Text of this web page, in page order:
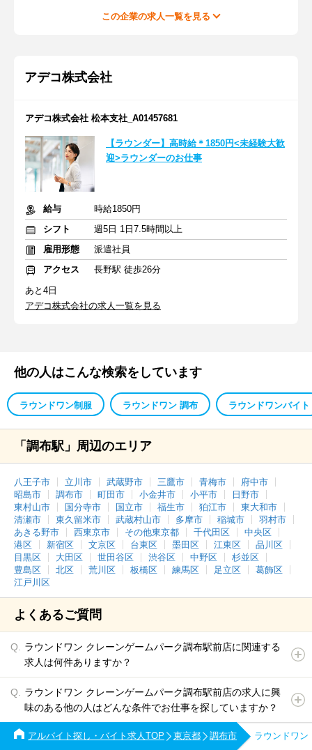
この企業の求人一覧を見る
アデコ株式会社
アデコ株式会社 松本支社_A01457681
【ラウンダー】高時給＊1850円<未経験大歓
迎>ラウンダーのお仕事
給与
時給1850円
シフト
週5日 1日7.5時間以上
雇用形態
派遣社員
アクセス
長野駅 徒歩26分
あと4日
アデコ株式会社の求人一覧を見る
他の人はこんな検索をしています
ラウンドワン制服 ラウンドワン 調布 ラウンドワンバイト
「調布駅」周辺のエリア
八王子市 立川市 武蔵野市 三鷹市 青梅市
府中市
昭島市
調布市 町田市 小金井市 小平市
日野市
東村山市
国分寺市 国立市 福生市 狛江市
東大和市
清瀬市
東久留米市 武蔵村山市 多摩市 稲城市
羽村市
あきる野市
西東京市 その他東京都 千代田区
中央区
港区
新宿区 文京区 台東区 墨田区 江東区
品川区
目黒区
大田区 世田谷区 渋谷区 中野区
杉並区
豊島区
北区 荒川区 板橋区 練馬区 足立区
葛飾区
江戸川区
よくあるご質問
ラウンドワン クレーンゲームパーク調布駅前店に関連する
求人は何件ありますか？
ラウンドワン クレーンゲームパーク調布駅前店の求人に興
味のある他の人はどんな条件でお仕事を探していますか？
アルバイト探し・バイト求人TOP 東京都 調布市 ラウンドワン